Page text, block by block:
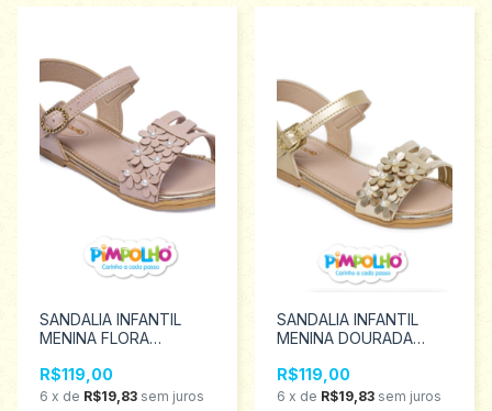
SANDALIA INFANTIL
MENINA FLORA
22 ao 27 0130240
R$119,00
6 x de R$19,83 sem juros
SANDALIA INFANTIL
MENINA DOURADA
Tamanhos 22 ao 27
0130242
R$119,00
6 x de R$19,83 sem juros